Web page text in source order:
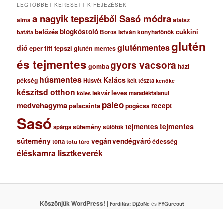
LEGTÖBBET KERESETT KIFEJEZÉSEK
almaa nagyik tepszijéből Sasó módraataisz
batáta befőzésblogkóstoló Boros István konyhafőnökcukkini
dió eperfitt tepszi glutén mentesgluténmentesglutén
és tejmentes gombagyors vacsora házi
pékség húsmentesHúsvét Kalácskelt tészta kenőke
készítsd otthon köles lekvárlevesmaradéktalanul
medvehagymapalacsinta paleopogácsarecept
Sasó spárgasüteménysütőtöktejmentestejmentes
süteménytorta totu túró vegánvendégváróédesség
éléskamra lisztkeverék
Köszönjük WordPress! | Fordítás: DjZoNeés FYGureout